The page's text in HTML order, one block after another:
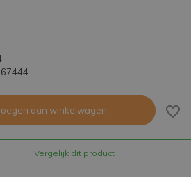
aan winkelwagen
Vergelijk dit product